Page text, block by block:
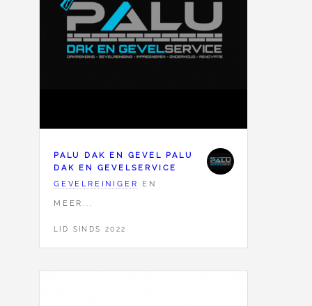
PALU DAK EN GEVEL PALU
DAK EN GEVELSERVICE
GEVELREINIGER
EN
MEER...
LID SINDS 2022